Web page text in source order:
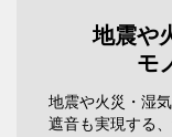
地震や
モ
地震や火災・湿
遮音も実現する